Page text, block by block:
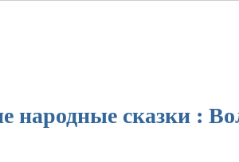
народные сказки :